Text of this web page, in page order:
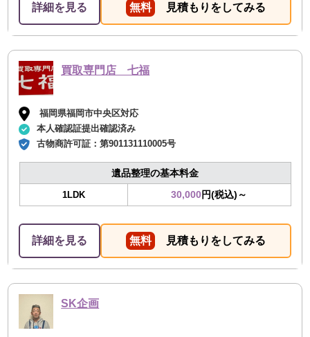
詳細を見る 無料 見積もりをしてみる
買取専門店 七福
福岡県福岡市中央区対応
本人確認証提出確認済み
古物商許可証：第901131110005号
遺品整理の基本料金
1LDK 30,000円(税込)～
詳細を見る 無料 見積もりをしてみる
SK企画